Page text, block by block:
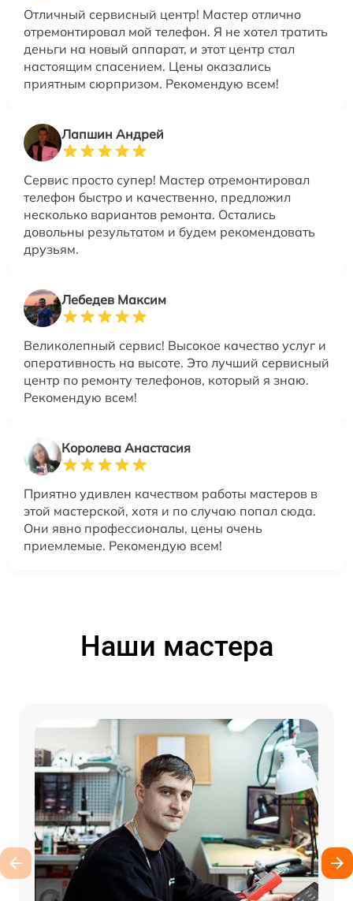
Отличный сервисный центр! Мастер отлично
отремонтировал мой телефон. Я не хотел тратить
деньги на новый аппарат, и этот центр стал
настоящим спасением. Цены оказались
приятным сюрпризом. Рекомендую всем!
Лапшин Андрей
Сервис просто супер! Мастер отремонтировал
телефон быстро и качественно, предложил
несколько вариантов ремонта. Остались
довольны результатом и будем рекомендовать
друзьям.
Лебедев Максим
Великолепный сервис! Высокое качество услуг и
оперативность на высоте. Это лучший сервисный
центр по ремонту телефонов, который я знаю.
Рекомендую всем!
Королева Анастасия
Приятно удивлен качеством работы мастеров в
этой мастерской, хотя и по случаю попал сюда.
Они явно профессионалы, цены очень
приемлемые. Рекомендую всем!
Наши мастера